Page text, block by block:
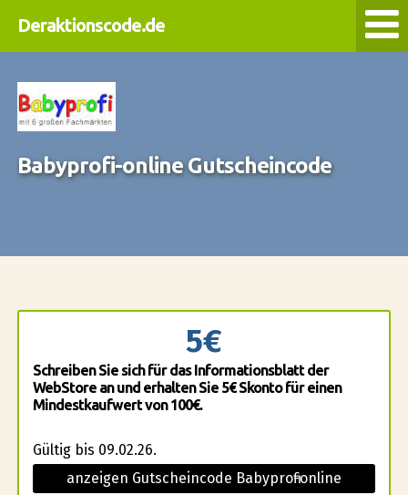
Deraktionscode.de
Babyprofi-online Gutscheincode
5€
Schreiben Sie sich für das Informationsblatt der
WebStore an und erhalten Sie 5€ Skonto für einen
Mindestkaufwert von 100€.
Gültig bis 09.02.26.
anzeigen Gutscheincode Babyprofi-online